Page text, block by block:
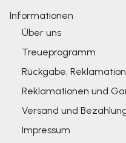
Informationen
Über uns
Treueprogramm
Rückgabe, Reklamation
Reklamationen und
Versand und
Impressum